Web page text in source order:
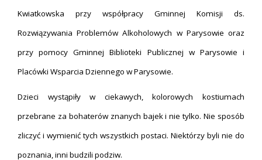
Kwiatkowska przy współpracy Gminnej Komisji ds.
Rozwiązywania Problemów Alkoholowych w Parysowie oraz
przy pomocy Gminnej Biblioteki Publicznej w Parysowie i
Placówki Wsparcia Dziennego w Parysowie.
Dzieci wystąpiły w ciekawych, kolorowych kostiumach
przebrane za bohaterów znanych bajek i nie tylko. Nie sposób
zliczyć i wymienić tych wszystkich postaci. Niektórzy byli nie do
poznania, inni budzili podziw.